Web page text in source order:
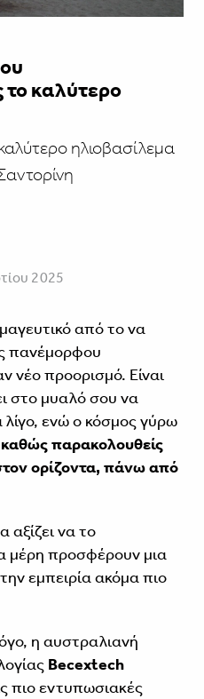
το καλύτερο
ηλιοβασίλεμα
2025
από το να
πανέμορφου
νέο προορισμό. Είναι
στο μυαλό σου να
ενώ ο κόσμος γύρω
παρακολουθείς
ορίζοντα, πάνω από
αξίζει να το
μέρη προσφέρουν μια
εμπειρία ακόμα πιο
η αυστραλιανή
Becextech
πιο εντυπωσιακές